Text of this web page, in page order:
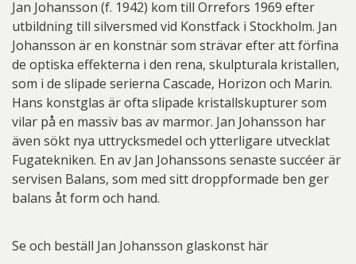
Jan Johansson (f. 1942) kom till Orrefors 1969 efter
utbildning till silversmed vid Konstfack i Stockholm. Jan
Johansson är en konstnär som strävar efter att förfina
de optiska effekterna i den rena, skulpturala kristallen,
som i de slipade serierna Cascade, Horizon och Marin.
Hans konstglas är ofta slipade kristallskupturer som
vilar på en massiv bas av marmor. Jan Johansson har
även sökt nya uttrycksmedel och ytterligare utvecklat
Fugatekniken. En av Jan Johanssons senaste succéer är
servisen Balans, som med sitt droppformade ben ger
balans åt form och hand.
Se och beställ Jan Johansson glaskonst här